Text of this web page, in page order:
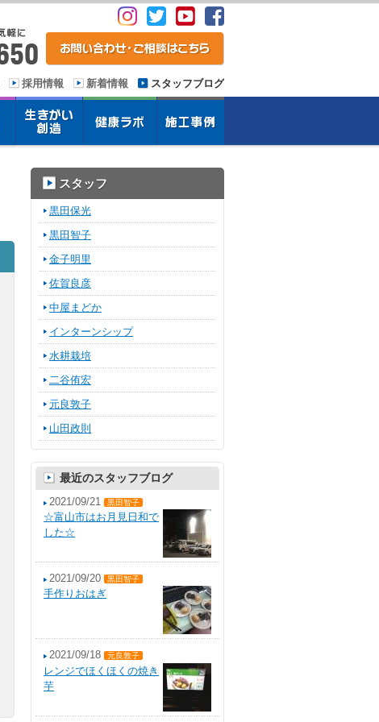
採用情報 新着情報 スタッフブログ
スタッフ
黒田保光
黒田智子
金子明里
佐賀良彦
中屋まどか
インターンシップ
水耕栽培
二谷侑宏
元良敦子
山田政則
最近のスタッフブログ
2021/09/21 黒田智子
☆富山市はお月見日和で
した☆
2021/09/20 黒田智子
手作りおはぎ
2021/09/18 元良敦子
レンジでほくほくの焼き
芋